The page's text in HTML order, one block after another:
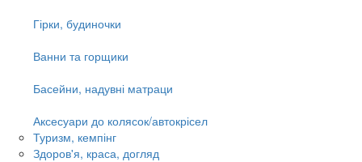
Гірки, будиночки
Ванни та горщики
Басейни, надувні матраци
Аксесуари до колясок/автокрісел
Туризм, кемпінг
Здоров'я, краса, догляд